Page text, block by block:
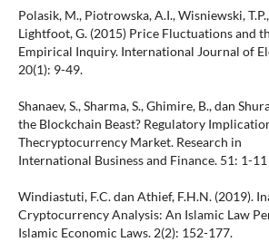
Polasik, M., Piotrowska, A.I., Wisniewski,
Lightfoot, G. (2015) Price Fluctuations and
Empirical Inquiry. International Journal of
20(1): 9-49.
Shanaev, S., Sharma, S., Ghimire, B., dan
the Blockchain Beast? Regulatory
Thecryptocurrency Market. Research in
International Business and Finance. 51: 1-11
Windiastuti, F.C. dan Athief, F.H.N. (2019).
Cryptocurrency Analysis: An Islamic Law
Islamic Economic Laws. 2(2): 152-177.